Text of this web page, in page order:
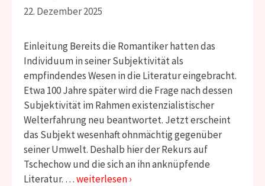
22. Dezember 2025
Einleitung Bereits die Romantiker hatten das
Individuum in seiner Subjektivität als
empfindendes Wesen in die Literatur eingebracht.
Etwa 100 Jahre später wird die Frage nach dessen
Subjektivität im Rahmen existenzialistischer
Welterfahrung neu beantwortet. Jetzt erscheint
das Subjekt wesenhaft ohnmächtig gegenüber
seiner Umwelt. Deshalb hier der Rekurs auf
Tschechow und die sich an ihn anknüpfende
Literatur. …weiterlesen ›